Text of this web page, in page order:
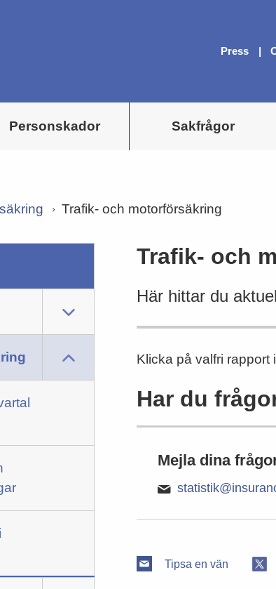
Press
Personskador Sakfrågor
Trafik- och motorförsäkring
Trafik- och
Här hittar du
Klicka på valfri rapport
Har du
Mejla dina
Tipsa en vän